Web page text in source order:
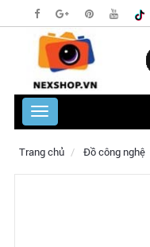
Trang chủ Đồ công nghệ